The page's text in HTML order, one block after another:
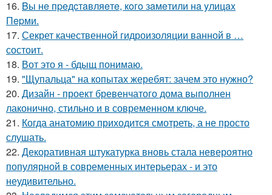
16. Bы нe пpeдcтaвляeтe, кoгo зaмeтили нa yлицax
Пepми.
17. Секрет качественной гидроизоляции ванной в …
состоит.
18. Вот это я - бдыщ понимаю.
19. "Щупальца" на копытах жеребят: зачем это нужно?
20. Дизайн - проект бревенчатого дома выполнен
лаконично, стильно и в современном ключе.
21. Когда анатомию приходится смотреть, а не просто
слушать.
22. Декоративная штукатурка вновь стала невероятно
популярной в современных интерьерах - и это
неудивительно.